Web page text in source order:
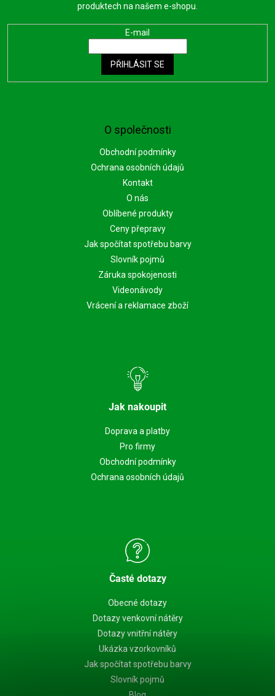
O společnosti
Obchodní podmínky
Ochrana osobních údajů
Kontakt
O nás
Oblíbené produkty
Ceny přepravy
Jak spočítat spotřebu barvy
Slovník pojmů
Záruka spokojenosti
Videonávody
Vrácení a reklamace zboží
Jak nakoupit
Doprava a platby
Pro firmy
Obchodní podmínky
Ochrana osobních údajů
Časté dotazy
Obecné dotazy
Dotazy venkovní nátěry
Dotazy vnitřní nátěry
Ukázka vzorkovníků
Jak spočítat spotřebu barvy
Slovník pojmů
produktech na našem e-shopu.
E-mail
PŘIHLÁSIT SE